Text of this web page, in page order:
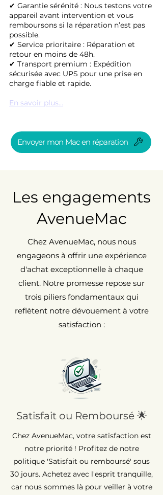
✔ Garantie sérénité : Nous testons votre
appareil avant intervention et vous
remboursons si la réparation n’est pas
possible.
✔ Service prioritaire : Réparation et
retour en moins de 48h.
✔ Transport premium : Expédition
sécurisée avec UPS pour une prise en
charge fiable et rapide.
En savoir plus...
Envoyer mon Mac en réparation
Les engagements
AvenueMac
Chez AvenueMac, nous nous
engageons à offrir une expérience
d'achat exceptionnelle à chaque
client. Notre promesse repose sur
trois piliers fondamentaux qui
reflètent notre dévouement à votre
satisfaction :
Satisfait ou Remboursé 🌟
Chez AvenueMac, votre satisfaction est
notre priorité ! Profitez de notre
politique 'Satisfait ou remboursé' sous
30 jours. Achetez avec l'esprit tranquille,
car nous sommes là pour veiller à votre